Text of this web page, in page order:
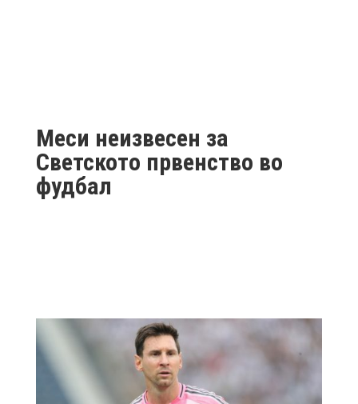
Меси неизвесен за
Светското првенство во
фудбал